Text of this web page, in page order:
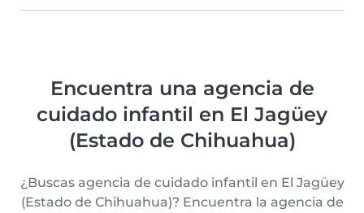
Encuentra una agencia de
cuidado infantil en El Jagüey
(Estado de Chihuahua)
¿Buscas agencia de cuidado infantil en El Jagüey
(Estado de Chihuahua)? Encuentra la agencia de